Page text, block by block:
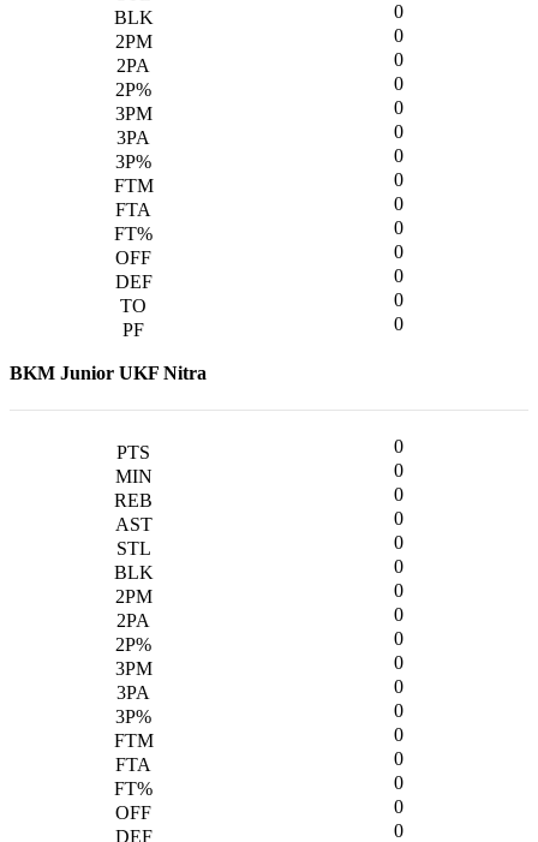
0
0
0
0
0
0
0
0
0
0
0
0
0
0
BKM Junior UKF Nitra
0
0
0
0
0
0
0
0
0
0
0
0
0
0
0
0
0